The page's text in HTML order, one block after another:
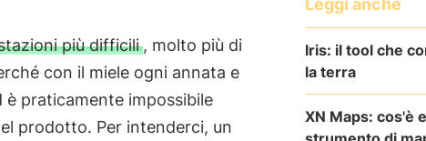
più difficili, molto più di
con il miele ogni annata e
praticamente impossibile
prodotto. Per intenderci, un
Leggi anche
Iris: il tool che
la terra
XN Maps: cos'è